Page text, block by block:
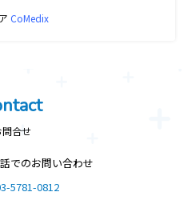
CoMedix
問合せ
でのお問い合わせ
5781-0812